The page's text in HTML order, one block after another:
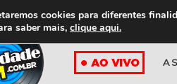
A
cookies para diferentes
saber mais, clique aqui.